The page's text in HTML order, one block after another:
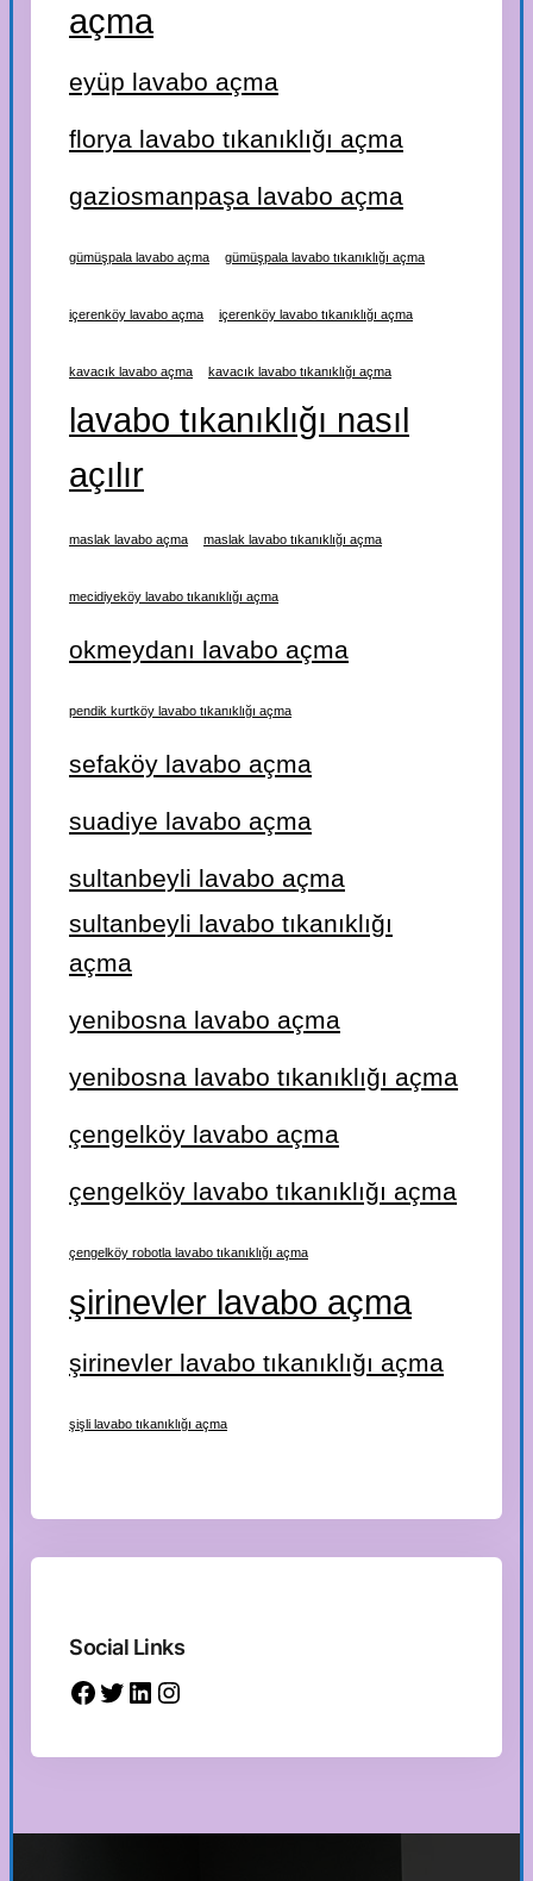
açma
eyüp lavabo açma
florya lavabo tıkanıklığı açma
gaziosmanpaşa lavabo açma
gümüşpala lavabo açma gümüşpala lavabo tıkanıklığı açma
içerenköy lavabo açma içerenköy lavabo tıkanıklığı açma
kavacık lavabo açma kavacık lavabo tıkanıklığı açma
lavabo tıkanıklığı nasıl
açılır
maslak lavabo açma maslak lavabo tıkanıklığı açma
mecidiyeköy lavabo tıkanıklığı açma
okmeydanı lavabo açma
pendik kurtköy lavabo tıkanıklığı açma
sefaköy lavabo açma
suadiye lavabo açma
sultanbeyli lavabo açma
sultanbeyli lavabo tıkanıklığı
açma
yenibosna lavabo açma
yenibosna lavabo tıkanıklığı açma
çengelköy lavabo açma
çengelköy lavabo tıkanıklığı açma
çengelköy robotla lavabo tıkanıklığı açma
şirinevler lavabo açma
şirinevler lavabo tıkanıklığı açma
şişli lavabo tıkanıklığı açma
Social Links
Facebook Twitter LinkedIn Instagram